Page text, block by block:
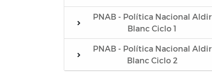
PNAB - Política Nacional Aldir
Blanc Ciclo 1
PNAB - Política Nacional Aldir
Blanc Ciclo 2